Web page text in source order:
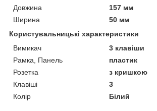
Довжина
157 мм
Ширина
50 мм
Користувальницькі характеристики
Вимикач
3 клавіши
Рамка, Панель
пластик
Розетка
з кришкою
Клавіші
3
Колір
Білий